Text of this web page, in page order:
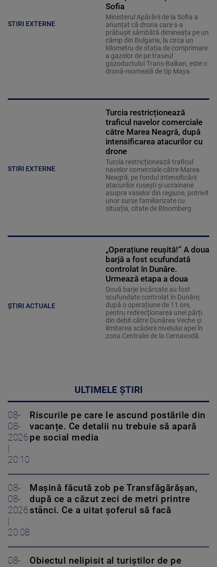
STIRI EXTERNE
Sofia
Ministerul Apărării de la Sofia a
anunțat că drona care s-a
prăbușit sâmbătă dimineața pe un
câmp din Bulgaria, la circa un
kilometru de stația de comprimare
a gazelor de pe traseul
gazoductului Trans-Balkan, este o
dronă-momeală de tip Maya.
STIRI EXTERNE
Turcia restricționează
traficul navelor comerciale
către Marea Neagră, după
intensificarea atacurilor cu
drone
Turcia restricționează traficul
navelor comerciale către Marea
Neagră, pe fondul intensificării
atacurilor rusești și ucrainene
asupra vaselor din regiune, potrivit
unor surse familiarizate cu
situația, citate de Bloomberg.
ȘTIRI ACTUALE
„Operațiune reușită!” A doua
barjă a fost scufundată
controlat în Dunăre.
Urmează etapa a doua
Două barje încărcate au fost
scufundate controlat în Dunăre,
după o operațiune de 11 ore,
pentru redirecționarea unei părți
din debit către Dunărea Veche și
limitarea scăderii nivelului apei în
zona Centralei de la Cernavodă.
ULTIMELE ȘTIRI
08-
08-
2026
20:10
Riscurile pe care le ascund postările din
vacanțe. Ce detalii nu trebuie să apară
pe social media
08-
08-
2026
20:08
Mașină făcută zob pe Transfăgărășan,
după ce a căzut zeci de metri printre
stânci. Ce a uitat șoferul să facă
08-
Obiectul nelipisit al turiștilor de pe